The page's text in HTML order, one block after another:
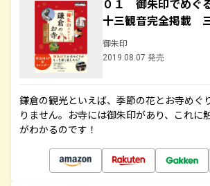
０１ 御朱印でめぐ
十三観音完全掲載
御朱印
2019.08.07 発売
鎌倉の観光といえば、季節の花とお寺めぐ
りません。お寺には御朱印があり、これに
がわかるのです！